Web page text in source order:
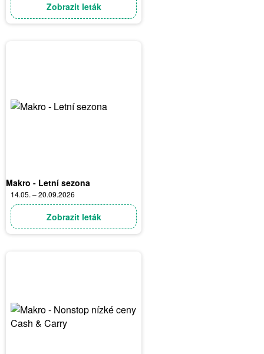
Zobrazit leták
Makro - Letní sezona
14.05. – 20.09.2026
Zobrazit leták